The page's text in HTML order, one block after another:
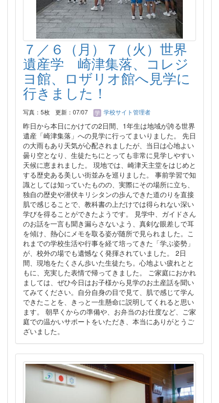
７／６（月）７（火）世界
遺産学 崎津集落、コレジ
ヨ館、ロザリオ館へ見学に
行きました！
写真：5枚 更新：07/07 学校サイト管理者
昨日から本日にかけての2日間、1年生は地域が誇る世界
遺産「崎津集落」への見学に行ってまいりました。 先日
の大雨もあり天気が心配されましたが、当日は心地よい
曇り空となり、生徒たちにとっても非常に見学しやすい
天候に恵まれました。 現地では、崎津天主堂をはじめと
する歴史ある美しい街並みを巡りました。 事前学習で知
識としては知っていたものの、実際にその場所に立ち、
独自の歴史や潜伏キリシタンの歩んできた道のりを直接
肌で感じることで、教科書の上だけでは得られない深い
学びを得ることができたようです。 見学中、ガイドさん
のお話を一言も聞き漏らさないよう、真剣な眼差しで耳
を傾け、熱心にメモを取る姿が随所で見られました。こ
れまでの学校生活や行事を経て培ってきた「学ぶ姿勢」
が、校外の場でも遺憾なく発揮されていました。 2日
間、現地をたくさん歩いた生徒たち。心地よい疲れとと
もに、充実した表情で帰ってきました。 ご家庭におかれ
ましては、ぜひ今日はお子様から見学のお土産話を聞い
てみてください。自分自身の目で見て、肌で感じて学ん
できたことを、きっと一生懸命に説明してくれると思い
ます。 朝早くからの準備や、お弁当のお仕度など、ご家
庭での温かいサポートをいただき、本当にありがとうご
ざいました。